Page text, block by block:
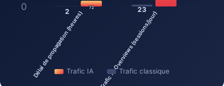
0 72
2
Délai de propagation (heures) 23
Trafic AI Overviews (sessions/jour)
Trafic IA Trafic classique